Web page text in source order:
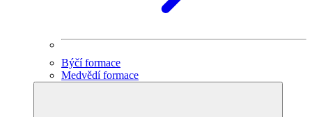
Býčí formace
Medvědí formace